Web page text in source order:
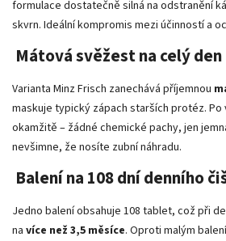
formulace dostatečně silná na odstranění
skvrn. Ideální kompromis mezi účinností a
Mátová svěžest na celý den
Varianta Minz Frisch zanechává příjemnou
maskuje typický zápach starších protéz.
okamžitě – žádné chemické pachy, jen
nevšimne, že nosíte zubní náhradu.
Balení na 108 dní denního
Jedno balení obsahuje 108 tablet, což při
na více než 3,5 měsíce. Oproti malým